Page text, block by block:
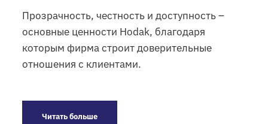
Прозрачность, честность и доступность –
основные ценности Hodak, благодаря
которым фирма строит доверительные
отношения с клиентами.
Читать больше